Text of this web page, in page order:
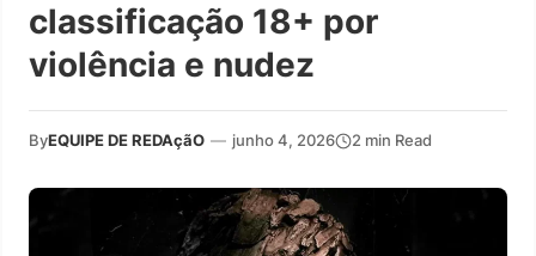
classificação 18+ por
violência e nudez
ByEQUIPE DE REDAçãO — junho 4, 2026 2 min Read